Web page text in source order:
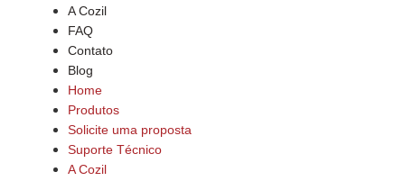
A Cozil
FAQ
Contato
Blog
Home
Produtos
Solicite uma proposta
Suporte Técnico
A Cozil